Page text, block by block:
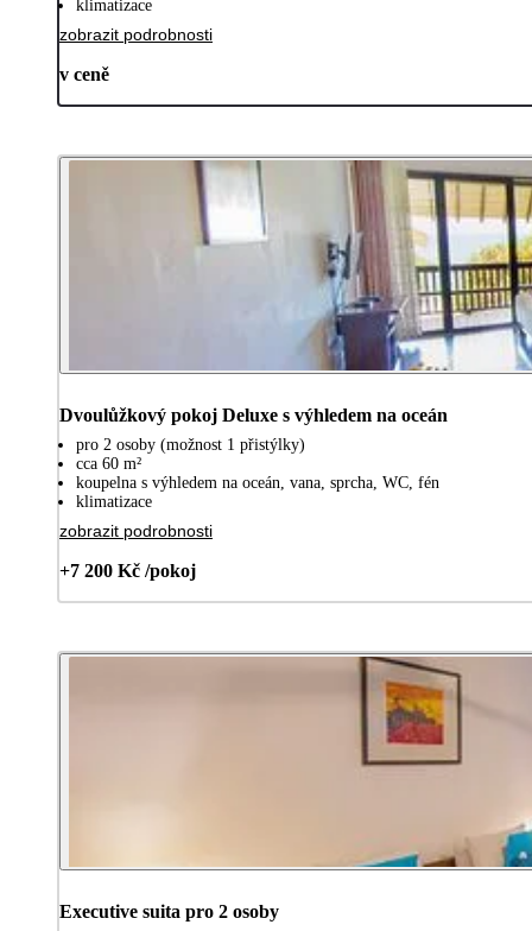
klimatizace
zobrazit podrobnosti
v ceně
Dvoulůžkový pokoj Deluxe s výhledem na oceán
pro 2 osoby (možnost 1 přistýlky)
cca 60 m²
koupelna s výhledem na oceán, vana, sprcha, WC, fén
klimatizace
zobrazit podrobnosti
+7 200 Kč /pokoj
Executive suita pro 2 osoby